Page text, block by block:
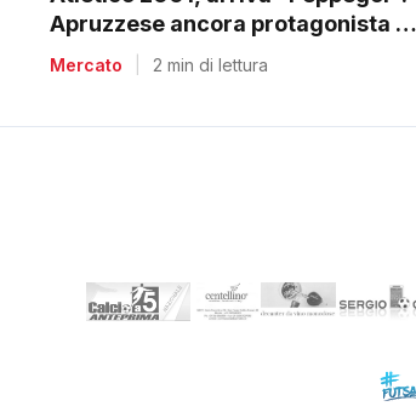
Apruzzese ancora protagonista in
C2
Mercato 2 min di lettura